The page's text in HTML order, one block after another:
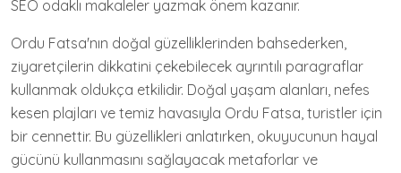
SEO odaklı makaleler yazmak önem kazanır.
Ordu Fatsa'nın doğal güzelliklerinden bahsederken,
ziyaretçilerin dikkatini çekebilecek ayrıntılı paragraflar
kullanmak oldukça etkilidir. Doğal yaşam alanları, nefes
kesen plajları ve temiz havasıyla Ordu Fatsa, turistler için
bir cennettir. Bu güzellikleri anlatırken, okuyucunun hayal
gücünü kullanmasını sağlayacak metaforlar ve